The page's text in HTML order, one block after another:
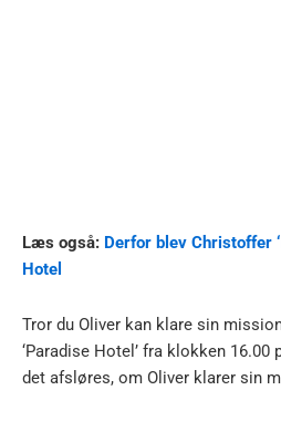
Læs også: Derfor blev Christoffer
Hotel
Tror du Oliver kan klare sin
‘Paradise Hotel’ fra klokken 16.00
det afsløres, om Oliver klarer sin